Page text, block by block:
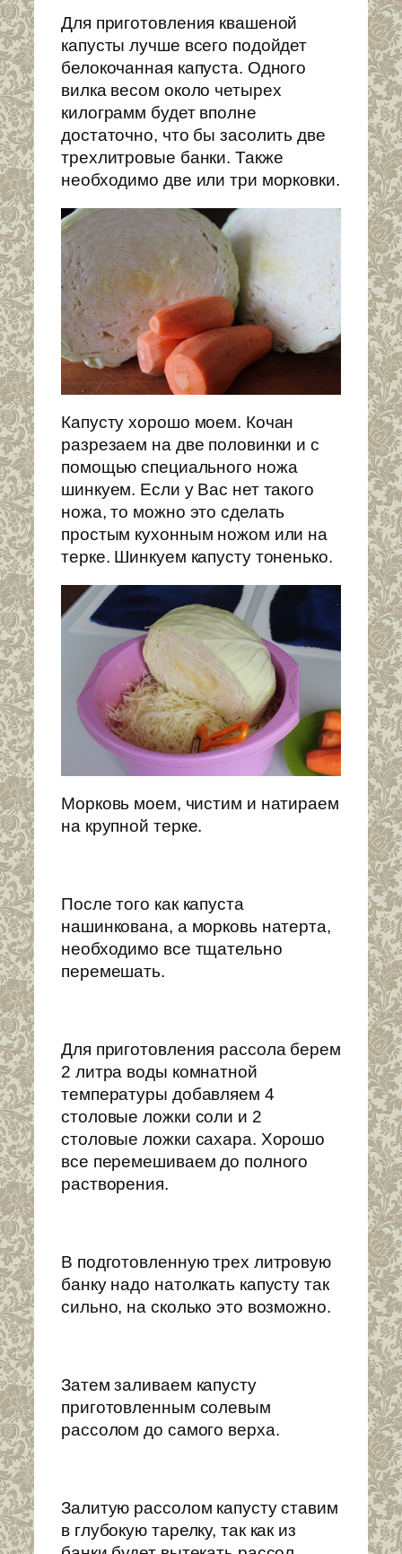
Для приготовления квашеной
капусты лучше всего подойдет
белокочанная капуста. Одного
вилка весом около четырех
килограмм будет вполне
достаточно, что бы засолить две
трехлитровые банки. Также
необходимо две или три морковки.
Капусту хорошо моем. Кочан
разрезаем на две половинки и с
помощью специального ножа
шинкуем. Если у Вас нет такого
ножа, то можно это сделать
простым кухонным ножом или на
терке. Шинкуем капусту тоненько.
Морковь моем, чистим и натираем
на крупной терке.
После того как капуста
нашинкована, а морковь натерта,
необходимо все тщательно
перемешать.
Для приготовления рассола берем
2 литра воды комнатной
температуры добавляем 4
столовые ложки соли и 2
столовые ложки сахара. Хорошо
все перемешиваем до полного
растворения.
В подготовленную трех литровую
банку надо натолкать капусту так
сильно, на сколько это возможно.
Затем заливаем капусту
приготовленным солевым
рассолом до самого верха.
Залитую рассолом капусту ставим
в глубокую тарелку, так как из